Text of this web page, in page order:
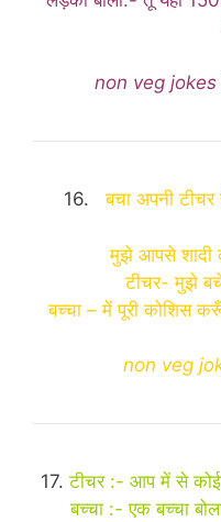
non veg
16.बचा अपनी
मुझे आपसे शादी
टीचर- मुझे
बच्चा – में पूरी कोशिस
non veg
17.टीचर :- आप में से कोई
बच्चा :- एक बच्चा